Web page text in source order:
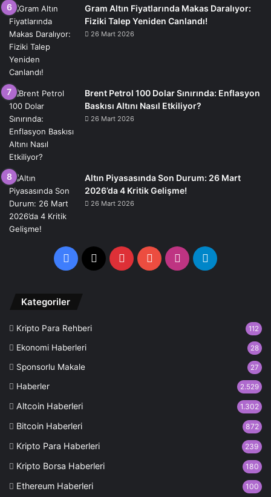
Gram Altın Fiyatlarında Makas Daralıyor:
Fiziki Talep Yeniden Canlandı!
26 Mart 2026
Brent Petrol 100 Dolar Sınırında: Enflasyon
Baskısı Altını Nasıl Etkiliyor?
26 Mart 2026
Altın Piyasasında Son Durum: 26 Mart
2026’da 4 Kritik Gelişme!
26 Mart 2026
Facebook PinterestYouTubeInstagramTelegram
Kategoriler
Kripto Para Rehberi 112
Ekonomi Haberleri 28
Sponsorlu Makale 27
Haberler 2.529
Altcoin Haberleri 1.302
Bitcoin Haberleri 872
Kripto Para Haberleri 239
Kripto Borsa Haberleri 180
Ethereum Haberleri 100